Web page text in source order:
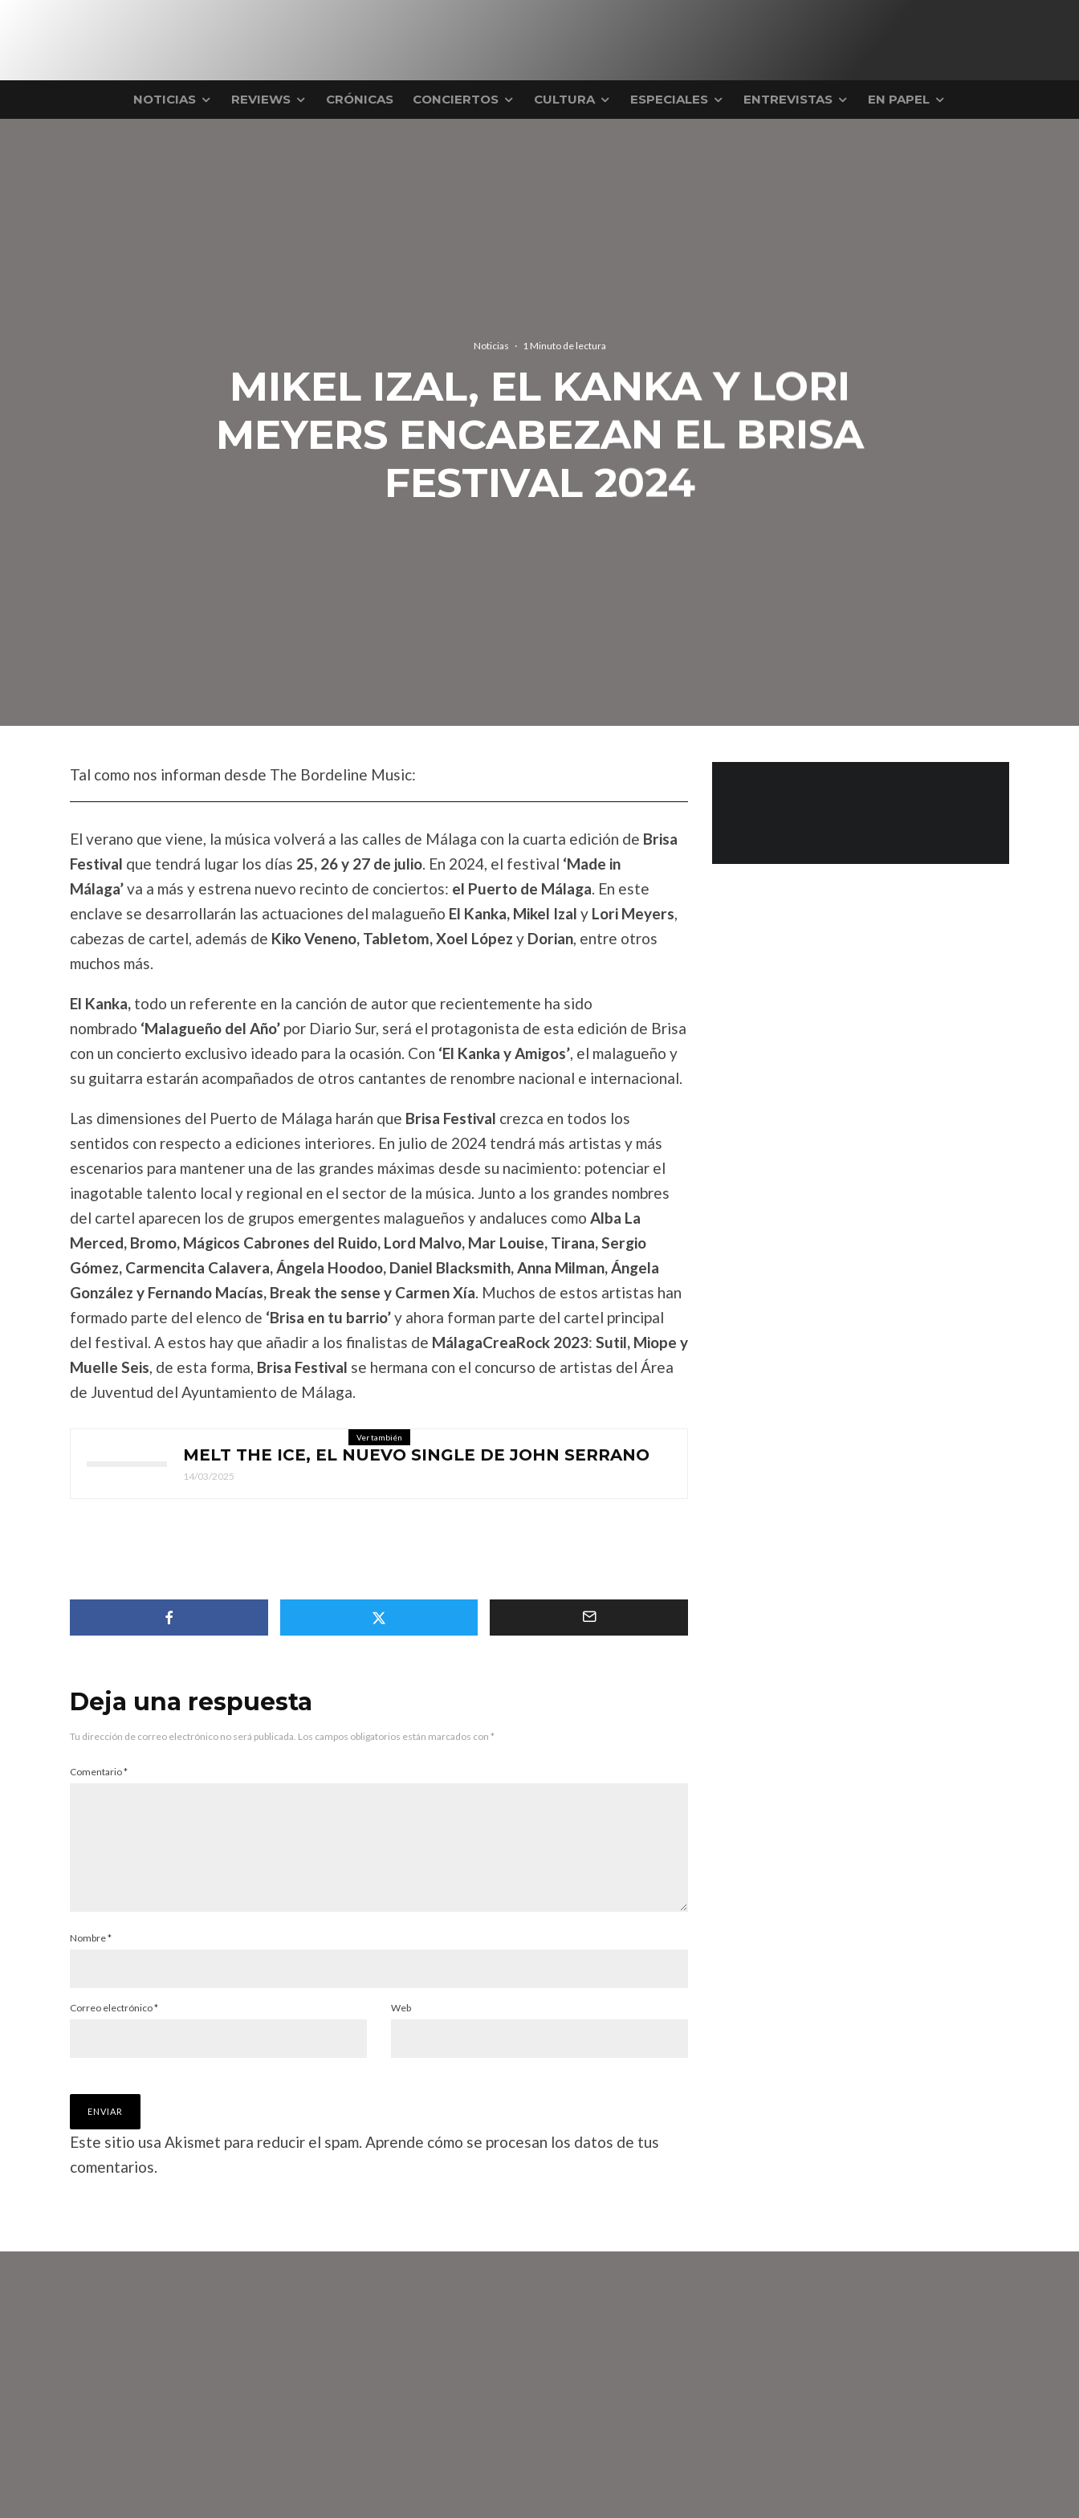
NOTICIAS REVIEWS CRÓNICAS CONCIERTOS CULTURA ESPECIALES ENTREVISTAS EN PAPEL
Noticias · 1 Minuto de lectura
MIKEL IZAL, EL KANKA Y LORI
MEYERS ENCABEZAN EL BRISA
FESTIVAL 2024
Tal como nos informan desde The Bordeline Music:
El verano que viene, la música volverá a las calles de Málaga con la cuarta edición de Brisa
Festival que tendrá lugar los días 25, 26 y 27 de julio. En 2024, el festival ‘Made in
Málaga’va a más y estrena nuevo recinto de conciertos: el Puerto de Málaga. En este
enclave se desarrollarán las actuaciones del malagueño El Kanka, Mikel Izal y Lori Meyers,
cabezas de cartel, además de Kiko Veneno, Tabletom, Xoel López y Dorian, entre otros
muchos más.
El Kanka, todo un referente en la canción de autor que recientemente ha sido
nombrado ‘Malagueño del Año’ por Diario Sur, será el protagonista de esta edición de Brisa
con un concierto exclusivo ideado para la ocasión. Con ‘El Kanka y Amigos’, el malagueño y
su guitarra estarán acompañados de otros cantantes de renombre nacional e internacional.
Las dimensiones del Puerto de Málaga harán que Brisa Festival crezca en todos los
sentidos con respecto a ediciones interiores. En julio de 2024 tendrá más artistas y más
escenarios para mantener una de las grandes máximas desde su nacimiento: potenciar el
inagotable talento local y regional en el sector de la música. Junto a los grandes nombres
del cartel aparecen los de grupos emergentes malagueños y andaluces como Alba La
Merced, Bromo, Mágicos Cabrones del Ruido, Lord Malvo, Mar Louise, Tirana, Sergio
Gómez, Carmencita Calavera, Ángela Hoodoo, Daniel Blacksmith, Anna Milman, Ángela
González y Fernando Macías, Break the sense y Carmen Xía. Muchos de estos artistas han
formado parte del elenco de ‘Brisa en tu barrio’y ahora forman parte del cartel principal
del festival. A estos hay que añadir a los finalistas de MálagaCreaRock 2023: Sutil, Miope y
Muelle Seis, de esta forma, Brisa Festival se hermana con el concurso de artistas del Área
de Juventud del Ayuntamiento de Málaga.
Ver también
MELT THE ICE, EL NUEVO SINGLE DE JOHN SERRANO
14/03/2025
Deja una respuesta
Tu dirección de correo electrónico no será publicada. Los campos obligatorios están marcados con *
Comentario*
Nombre*
Correo electrónico* Web
Este sitio usa Akismet para reducir el spam. Aprende cómo se procesan los datos de tus
comentarios.